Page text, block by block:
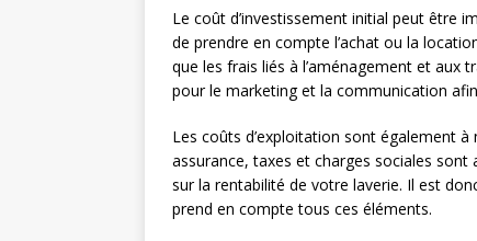
Le coût d’investissement initial peut être
de prendre en compte l’achat ou la
que les frais liés à l’aménagement et aux
pour le marketing et la communication
Les coûts d’exploitation sont également
assurance, taxes et charges sociales
sur la rentabilité de votre laverie. Il est
prend en compte tous ces éléments.